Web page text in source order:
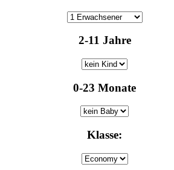
2-11 Jahre
0-23 Monate
Klasse: